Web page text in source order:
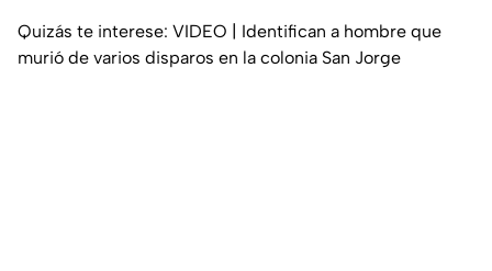
Quizás te interese: VIDEO | Identifican a hombre que
murió de varios disparos en la colonia San Jorge